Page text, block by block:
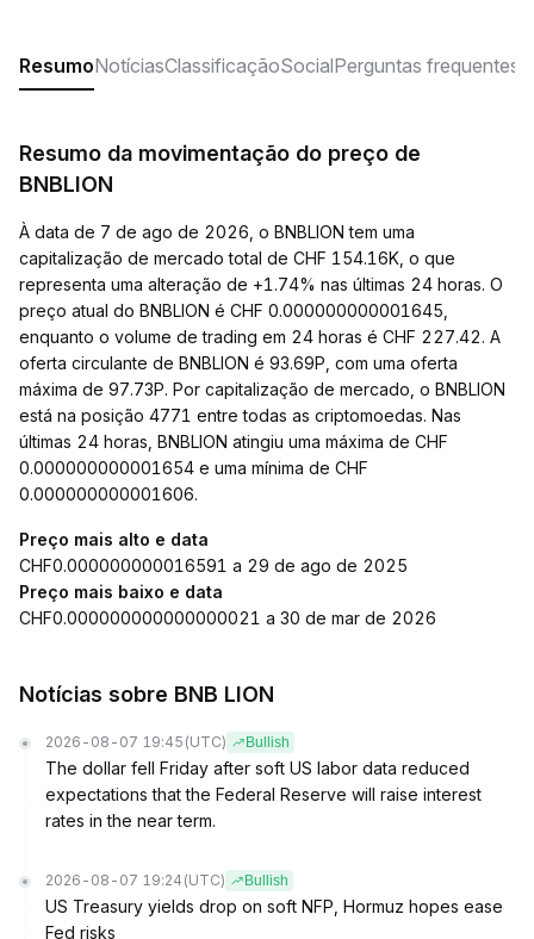
ResumoNotíciasClassificaçãoSocialPerguntas frequentes
Resumo da movimentação do preço de
BNBLION
À data de 7 de ago de 2026, o BNBLION tem uma
capitalização de mercado total de CHF 154.16K, o que
representa uma alteração de +1.74% nas últimas 24 horas. O
preço atual do BNBLION é CHF 0.000000000001645,
enquanto o volume de trading em 24 horas é CHF 227.42. A
oferta circulante de BNBLION é 93.69P, com uma oferta
máxima de 97.73P. Por capitalização de mercado, o BNBLION
está na posição 4771 entre todas as criptomoedas. Nas
últimas 24 horas, BNBLION atingiu uma máxima de CHF
0.000000000001654 e uma mínima de CHF
0.000000000001606.
Preço mais alto e data
CHF0.000000000016591 a 29 de ago de 2025
Preço mais baixo e data
CHF0.000000000000000021 a 30 de mar de 2026
Notícias sobre BNB LION
2026-08-07 19:45 (UTC) Bullish
The dollar fell Friday after soft US labor data reduced
expectations that the Federal Reserve will raise interest
rates in the near term.
2026-08-07 19:24 (UTC) Bullish
US Treasury yields drop on soft NFP, Hormuz hopes ease
Fed risks